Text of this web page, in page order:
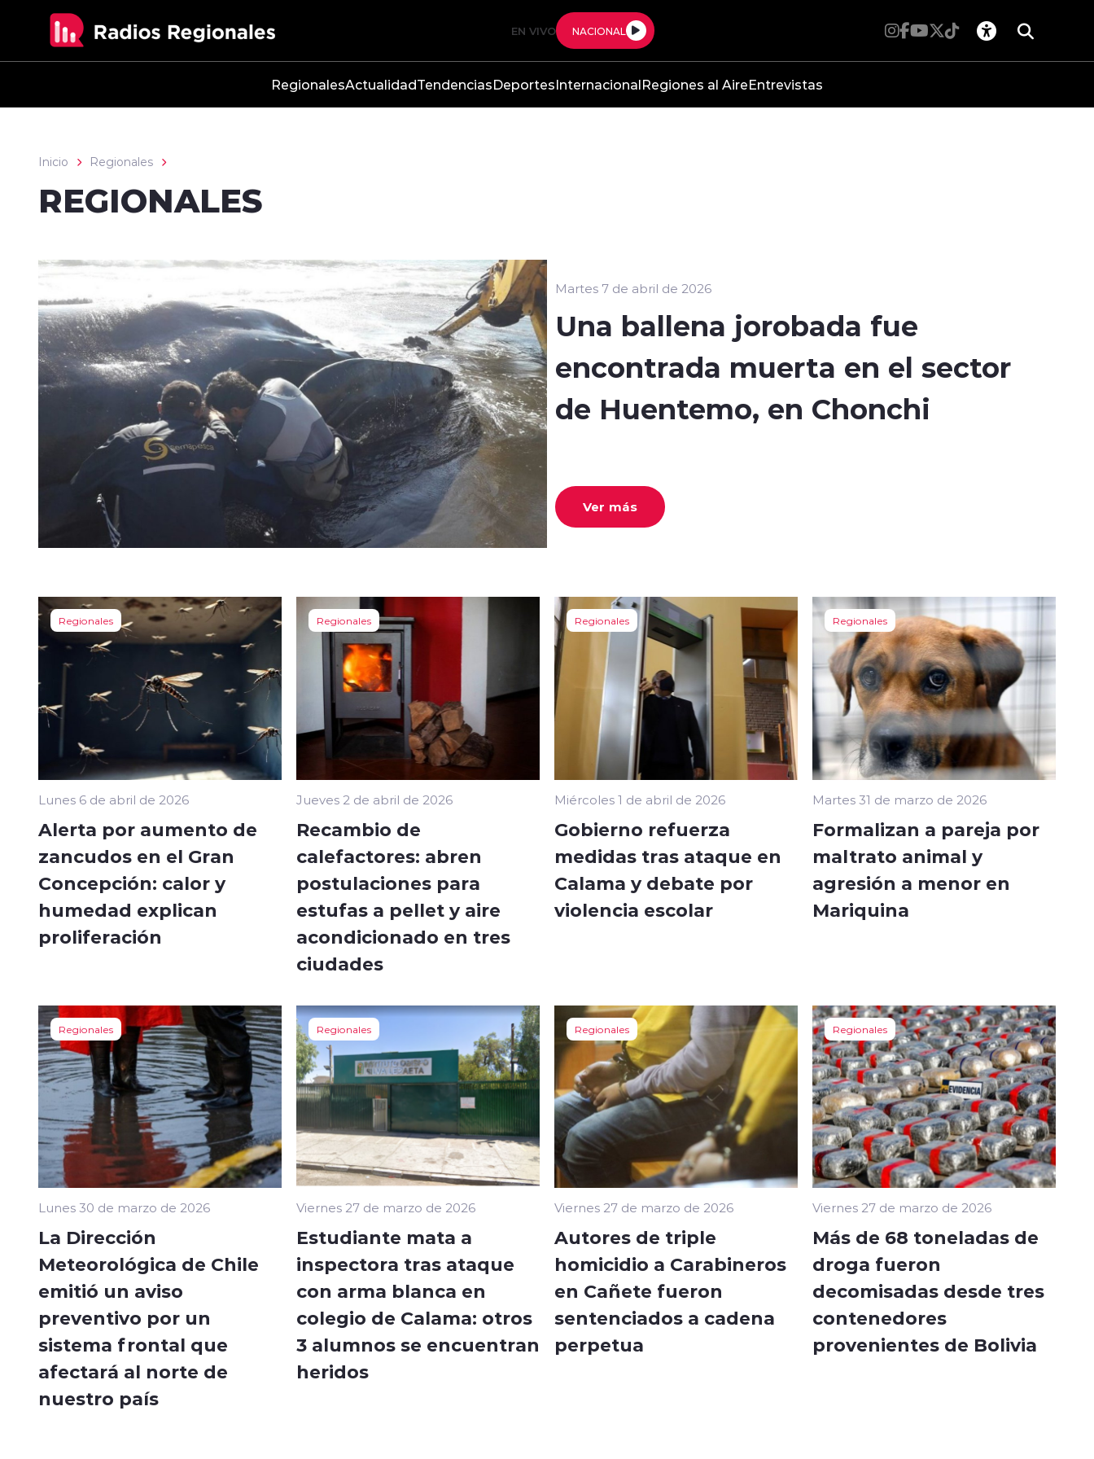
EN VIVO NACIONAL
RegionalesActualidadTendenciasDeportesInternacionalRegiones al AireEntrevistas
Inicio Regionales
REGIONALES
Martes 7 de abril de 2026
Una ballena jorobada fue
encontrada muerta en el sector
de Huentemo, en Chonchi
Ver más
Regionales
Lunes 6 de abril de 2026
Alerta por aumento de
zancudos en el Gran
Concepción: calor y
humedad explican
proliferación
Regionales
Jueves 2 de abril de 2026
Recambio de
calefactores: abren
postulaciones para
estufas a pellet y aire
acondicionado en tres
ciudades
Regionales
Miércoles 1 de abril de 2026
Gobierno refuerza
medidas tras ataque en
Calama y debate por
violencia escolar
Regionales
Martes 31 de marzo de 2026
Formalizan a pareja por
maltrato animal y
agresión a menor en
Mariquina
Regionales
Lunes 30 de marzo de 2026
La Dirección
Meteorológica de Chile
emitió un aviso
preventivo por un
sistema frontal que
afectará al norte de
nuestro país
Regionales
Viernes 27 de marzo de 2026
Estudiante mata a
inspectora tras ataque
con arma blanca en
colegio de Calama: otros
3 alumnos se encuentran
heridos
Regionales
Viernes 27 de marzo de 2026
Autores de triple
homicidio a Carabineros
en Cañete fueron
sentenciados a cadena
perpetua
Regionales
Viernes 27 de marzo de 2026
Más de 68 toneladas de
droga fueron
decomisadas desde tres
contenedores
provenientes de Bolivia